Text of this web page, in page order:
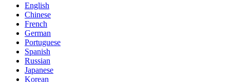
English
Chinese
French
German
Portuguese
Spanish
Russian
Japanese
Korean